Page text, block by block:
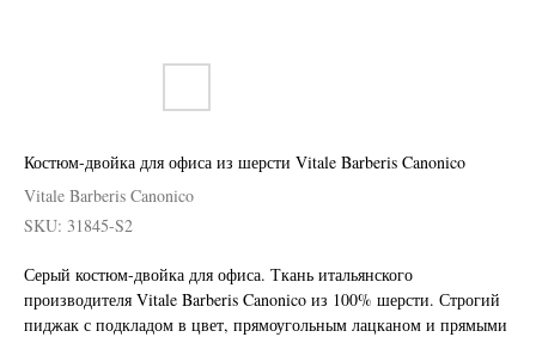
Костюм-двойка для офиса из шерсти Vitale Barberis Canonico
Vitale Barberis Canonico
SKU: 31845-S2
Серый костюм-двойка для офиса. Ткань итальянского
производителя Vitale Barberis Canonico из 100% шерсти. Строгий
пиджак с подкладом в цвет, прямоугольным лацканом и прямыми